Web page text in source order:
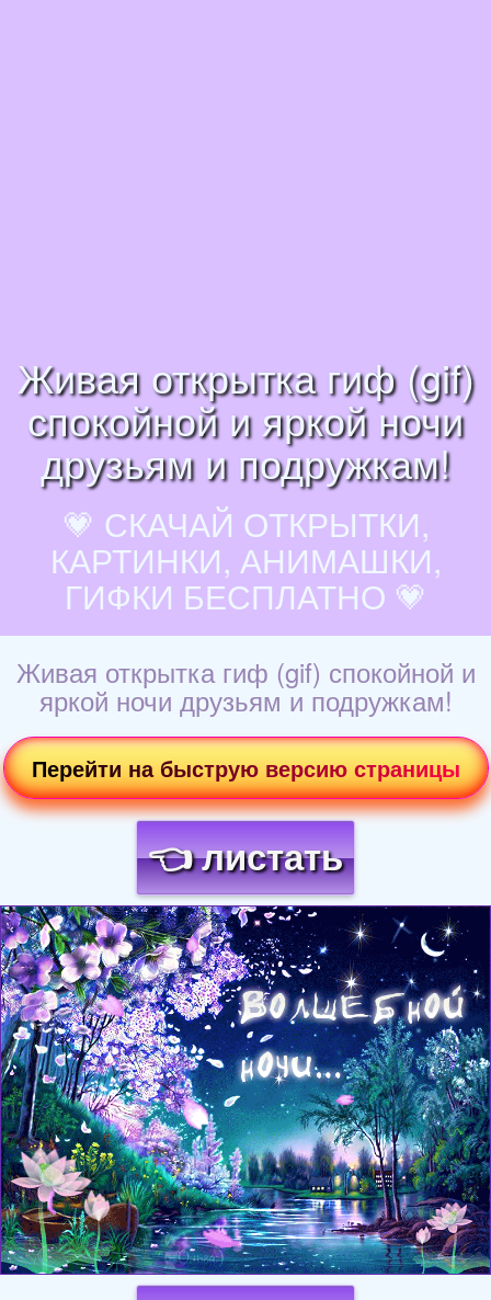
Живая открытка гиф (gif)
спокойной и яркой ночи
друзьям и подружкам!
💗 СКАЧАЙ ОТКРЫТКИ,
КАРТИНКИ, АНИМАШКИ,
ГИФКИ БЕСПЛАТНО 💗
Живая открытка гиф (gif) спокойной и
яркой ночи друзьям и подружкам!
Перейти на быструю версию страницы
👈 листать
Загрузка картинки...